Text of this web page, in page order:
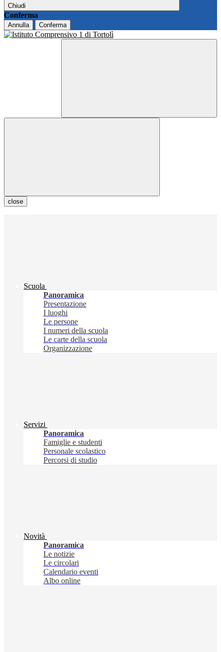
Chiudi
Conferma
Annulla Conferma
close
Scuola
Panoramica
Presentazione
I luoghi
Le persone
I numeri della scuola
Le carte della scuola
Organizzazione
Servizi
Panoramica
Famiglie e studenti
Personale scolastico
Percorsi di studio
Novità
Panoramica
Le notizie
Le circolari
Calendario eventi
Albo online